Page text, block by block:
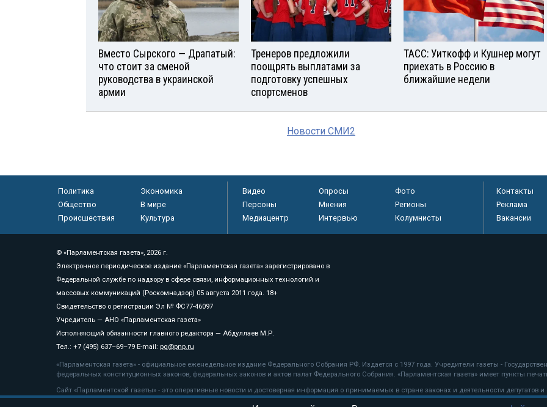
Вместо Сырского — Драпатый:
что стоит за сменой
руководства в украинской
армии
Тренеров предложили
поощрять выплатами за
подготовку успешных
спортсменов
ТАСС: Уиткофф и Кушнер могут
приехать в Россию в
ближайшие недели
Новости СМИ2
Политика
Экономика
Общество
В мире
Происшествия
Культура
Видео Опросы
Фото
Персоны
Мнения
Регионы
Медиацентр
Интервью Колумнисты
Контакты
Реклама
Вакансии
© «Парламентская газета», 2026 г.
Электронное периодическое издание «Парламентская газета» зарегистрировано в
Федеральной службе по надзору в сфере связи, информационных технологий и
массовых коммуникаций (Роскомнадзор) 05 августа 2011 года. 18+
Свидетельство о регистрации Эл № ФС77-46097
Учредитель — АНО «Парламентская газета»
Исполняющий обязанности главного редактора — Абдуллаев М.Р.
Тел.: +7 (495) 637–69–79 E-mail: pg@pnp.ru
«Парламентская газета» - официальное еженедельное издание Федерального Собрания РФ. Издается с 1997 года. Учредители газеты -
федеральных конституционных законов, федеральных законов и актов палат Федерального Собрания. «Парламентская газета» имеет пункты
Сайт «Парламентской газеты» - это оперативные новости и достоверная информация о принимаемых в стране законах и деятельности депутатов
«Парламентской газеты» активная ссылка на pnp.ru обязательна.